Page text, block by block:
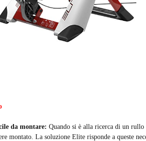
da montare: Quando si è alla ricerca di un
montato. La soluzione Elite risponde a queste